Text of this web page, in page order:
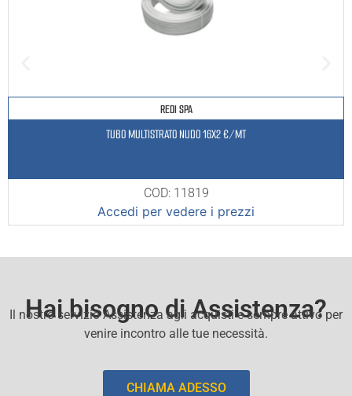
REDI SPA
TUBO MULTISTRATO NUDO 16X2 €/MT
COD: 11819
Accedi per vedere i prezzi
Hai bisogno di Assistenza?
Il nostro servizio Assistenza agli acquisti e sempre attivo per
venire incontro alle tue necessità.
CHIAMA ADESSO